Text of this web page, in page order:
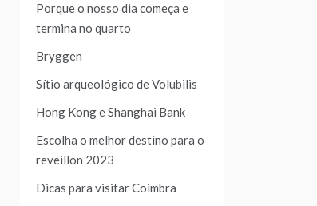
Porque o nosso dia começa e
termina no quarto
Bryggen
Sítio arqueológico de Volubilis
Hong Kong e Shanghai Bank
Escolha o melhor destino para o
reveillon 2023
Dicas para visitar Coimbra